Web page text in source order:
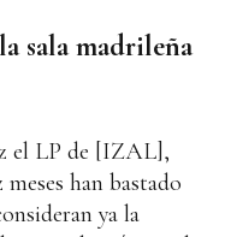
sala madrileña
el LP de [IZAL],
han bastado
ya la